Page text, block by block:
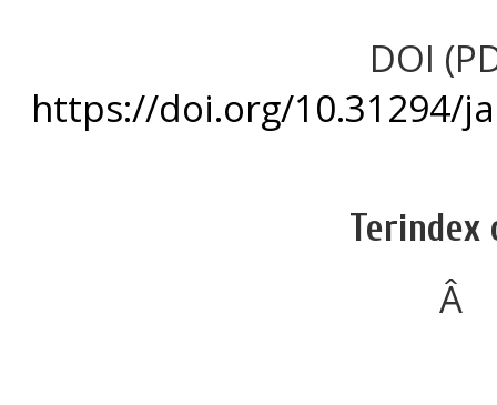
DOI
https://doi.org/10.31294/
Terindex
Â